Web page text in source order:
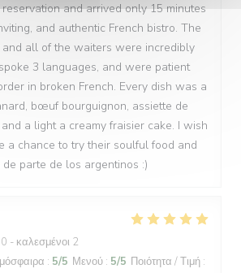
and arrived only 15 minutes
and authentic French bistro. The
all of the waiters were incredibly
3 languages, and were patient
in broken French. Every dish was a
bœuf bourguignon, assiette de
a light a creamy fraisier cake. I wish
a chance to try their soulful food and
de parte de los argentinos :)
- καλεσμένοι 2
: 5/5 Μενού : 5/5 Ποιότητα / Τιμή :